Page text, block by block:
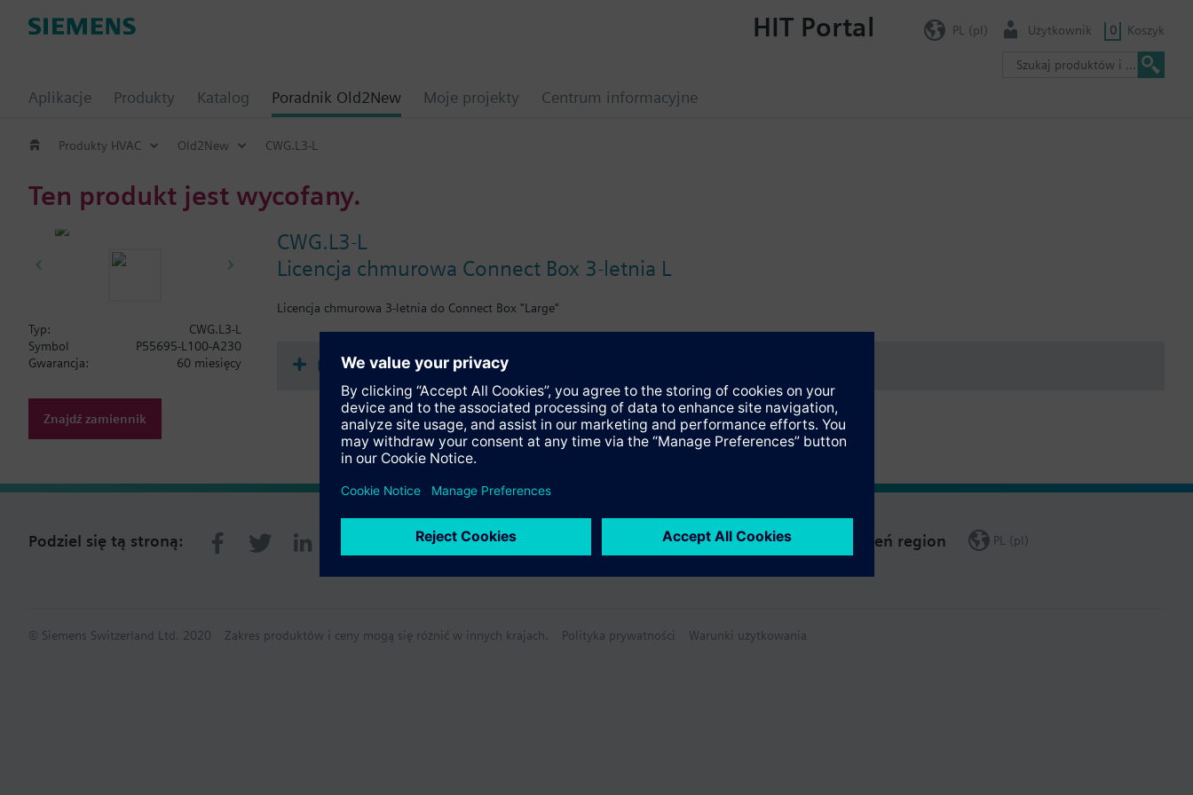
Aplikacje Produkty Katalog Poradnik Old2New Moje projekty Centrum informacyjne
HIT Portal PL (pl) Użytkownik 0 Koszyk
Produkty HVAC Old2New CWG.L3-L
Ten produkt jest wycofany.
CWG.L3-L
Licencja chmurowa Connect Box 3-letnia L
Licencja chmurowa 3-letnia do Connect Box "Large"
Typ:
CWG.L3-L
Symbol
P55695-L100-A230
Gwarancja:
60 miesięcy
Znajdź zamiennik
Dokumenty
Podziel się tą stroną: Zmień region PL (pl)
© Siemens Switzerland Ltd. 2020 Zakres produktów i ceny mogą się różnić w innych krajach. Polityka prywatności Warunki użytkowania